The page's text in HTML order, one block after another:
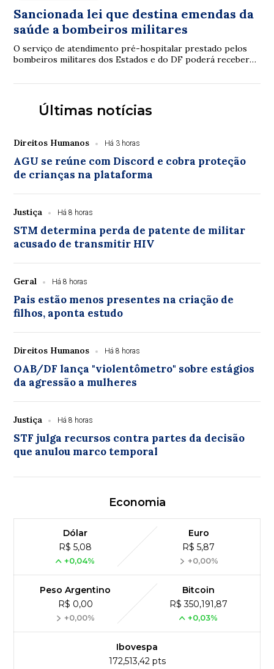
Sancionada lei que destina emendas da
saúde a bombeiros militares
O serviço de atendimento pré-hospitalar prestado pelos
bombeiros militares dos Estados e do DF poderá receber
Últimas notícias
Direitos Humanos Há 3 horas
AGU se reúne com Discord e cobra proteção
de crianças na plataforma
Justiça Há 8 horas
STM determina perda de patente de militar
acusado de transmitir HIV
Geral Há 8 horas
Pais estão menos presentes na criação de
filhos, aponta estudo
Direitos Humanos Há 8 horas
OAB/DF lança "violentômetro" sobre estágios
da agressão a mulheres
Justiça Há 8 horas
STF julga recursos contra partes da decisão
que anulou marco temporal
Economia
Dólar
R$ 5,08
+0,04%
Euro
R$ 5,87
+0,00%
Peso Argentino
R$ 0,00
+0,00%
Bitcoin
R$ 350,191,87
+0,03%
Ibovespa
172,513,42 pts